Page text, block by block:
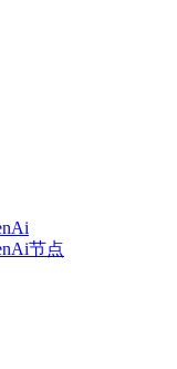
节点